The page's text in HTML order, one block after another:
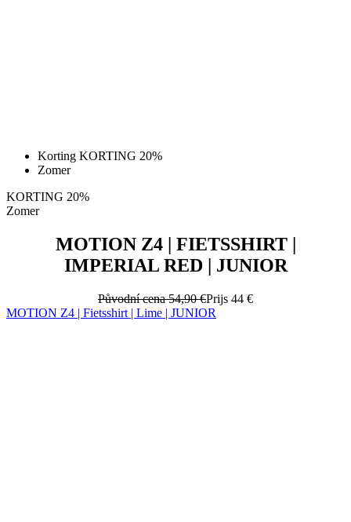
Korting KORTING 20%
Zomer
KORTING 20%
Zomer
MOTION Z4 | FIETSSHIRT |
IMPERIAL RED | JUNIOR
Původní cena54,90 €Prijs 44 €
MOTION Z4 | Fietsshirt | Lime | JUNIOR